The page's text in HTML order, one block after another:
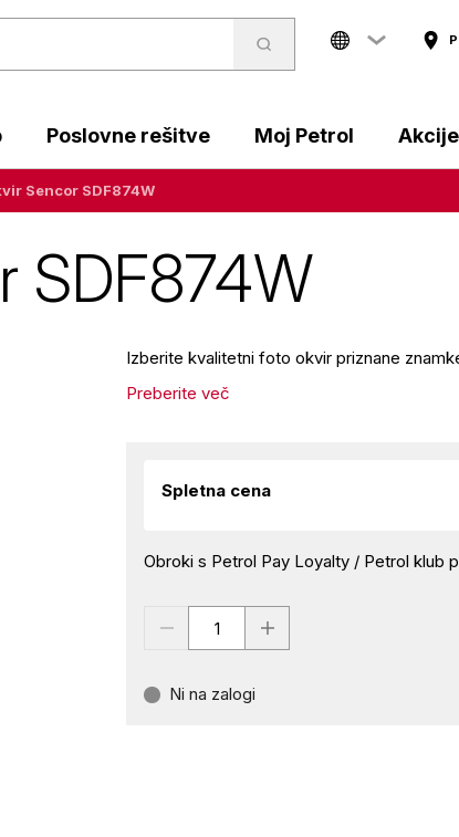
Poslovne rešitve Moj Petrol Akcije
Sencor SDF874W
SDF874W
Izberite kvalitetni foto okvir priznane
Preberite več
Spletna cena
Obroki s Petrol Pay Loyalty / Petrol klub
Ni na zalogi